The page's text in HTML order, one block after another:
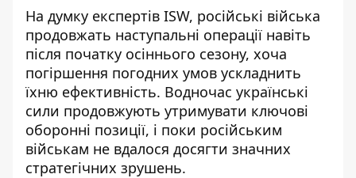
На думку експертів ISW, російські війська
продовжать наступальні операції навіть
після початку осіннього сезону, хоча
погіршення погодних умов ускладнить
їхню ефективність. Водночас українські
сили продовжують утримувати ключові
оборонні позиції, і поки російським
військам не вдалося досягти значних
стратегічних зрушень.